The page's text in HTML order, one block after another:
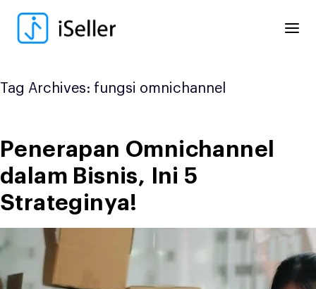
content
Tag Archives: fungsi omnichannel
Penerapan Omnichannel
dalam Bisnis, Ini 5
Strateginya!